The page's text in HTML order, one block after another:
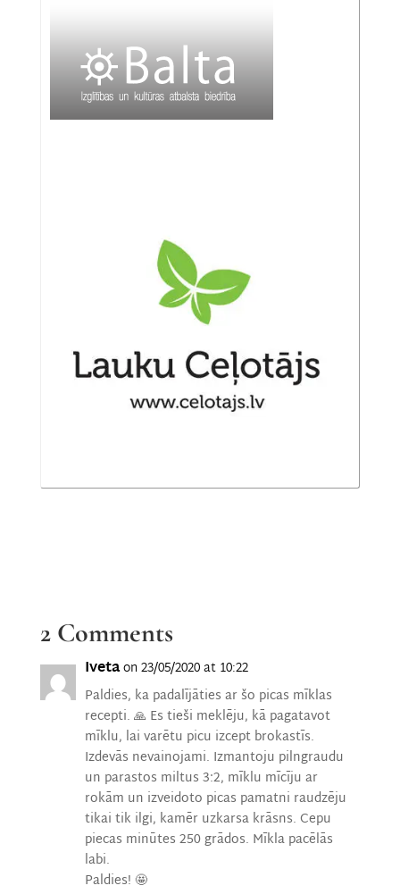
2 Comments
Ivetaon 23/05/2020 at 10:22
Paldies, ka padalījāties ar šo picas mīklas
recepti. 🙏 Es tieši meklēju, kā pagatavot
mīklu, lai varētu picu izcept brokastīs.
Izdevās nevainojami. Izmantoju pilngraudu
un parastos miltus 3:2, mīklu mīcīju ar
rokām un izveidoto picas pamatni raudzēju
tikai tik ilgi, kamēr uzkarsa krāsns. Cepu
piecas minūtes 250 grādos. Mīkla pacēlās
labi.
Paldies! 🤩